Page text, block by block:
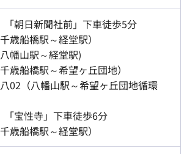
「朝日新聞社前」下車徒歩5分
歳船橋駅～経堂駅）
幡山駅～経堂駅)
歳船橋駅～希望ヶ丘団地）
02（八幡山駅～希望ヶ丘団地循環
「宝性寺」下車徒歩6分
歳船橋駅～経堂駅）